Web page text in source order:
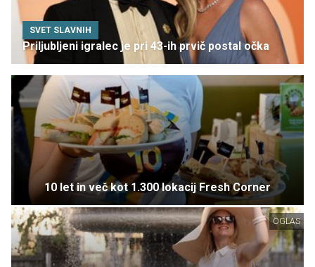
SVET SLAVNIH
Priljubljeni igralec je pri 43-ih prvič postal očka
10 let in več kot 1.300 lokacij Fresh Corner
OGLAS